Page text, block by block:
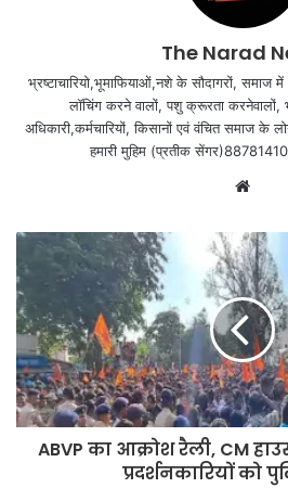
The Narad
भ्रष्टाचारियो,भूमाफियाओं,नशे के सौदागरों, समाज में
लॉचिंग करने वालों, पशु क्रूरता करनेवालों,
अधिकारी,कर्मचारियों, किसानों एवं वंचित समाज के
हमारी मुहिम (प्रतीक
ABVP का आक्रोश रैली, CM
प्रदर्शनकारियों को